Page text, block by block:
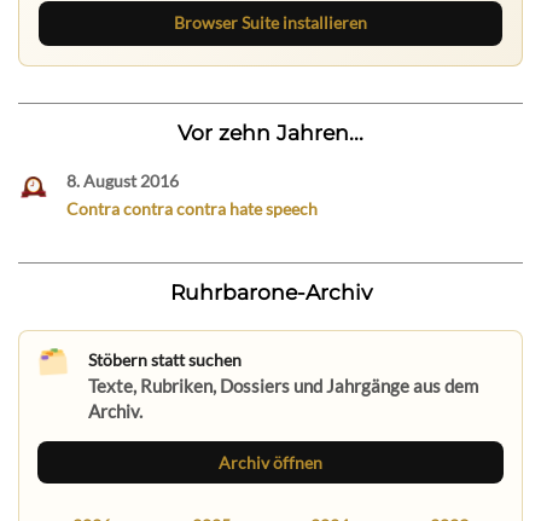
Browser Suite installieren
Vor zehn Jahren...
8. August 2016
Contra contra contra hate speech
Ruhrbarone-Archiv
Stöbern statt suchen
Texte, Rubriken, Dossiers und Jahrgänge aus dem
Archiv.
Archiv öffnen